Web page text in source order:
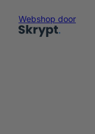
Webshop door